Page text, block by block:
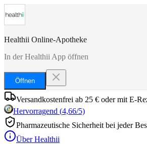
Healthii Online-Apotheke
In der Healthii App öffnen
Öffnen
Versandkostenfrei ab 25 € oder mit E-
Hervorragend (4,66/5)
Pharmazeutische Sicherheit bei jeder
Über Healthii